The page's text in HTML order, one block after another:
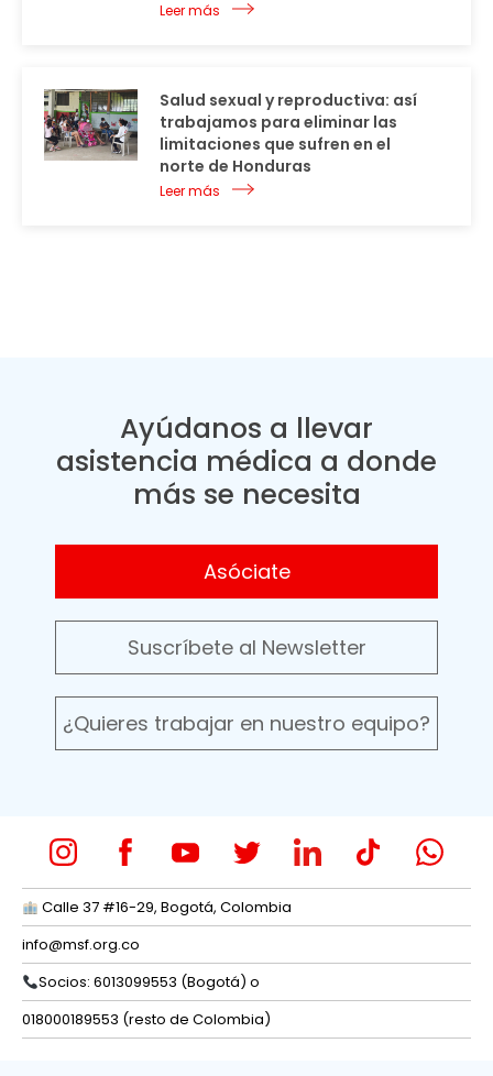
Leer más
Salud sexual y reproductiva: así
trabajamos para eliminar las
limitaciones que sufren en el
norte de Honduras
Leer más
Ayúdanos a llevar
asistencia médica a donde
más se necesita
Asóciate
Suscríbete al Newsletter
¿Quieres trabajar en nuestro equipo?
Calle 37 #16-29, Bogotá, Colombia
info@msf.org.co
Socios: 6013099553 (Bogotá) o
018000189553 (resto de Colombia)